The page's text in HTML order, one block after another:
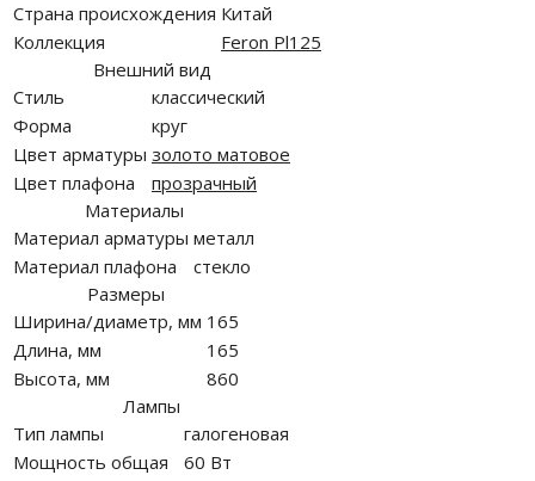
Страна происхождения Китай
Коллекция
Feron Pl125
Внешний вид
Стиль
классический
Форма
круг
Цвет арматуры золото матовое
Цвет плафона
прозрачный
Материалы
Материал арматуры металл
Материал плафона
стекло
Размеры
Ширина/диаметр, мм 165
Длина, мм
165
Высота, мм
860
Лампы
Тип лампы
галогеновая
Мощность общая
60 Вт